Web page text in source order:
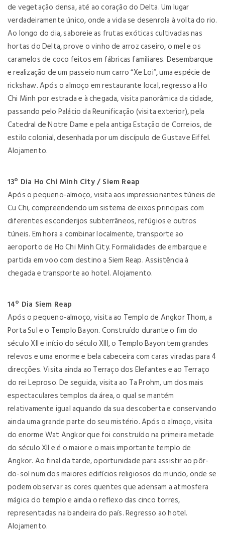
de vegetação densa, até ao coração do Delta. Um lugar
verdadeiramente único, onde a vida se desenrola à volta do rio.
Ao longo do dia, saboreie as frutas exóticas cultivadas nas
hortas do Delta, prove o vinho de arroz caseiro, o mel e os
caramelos de coco feitos em fábricas familiares. Desembarque
e realização de um passeio num carro “Xe Loi”, uma espécie de
rickshaw. Após o almoço em restaurante local, regresso a Ho
Chi Minh por estrada e à chegada, visita panorâmica da cidade,
passando pelo Palácio da Reunificação (visita exterior), pela
Catedral de Notre Dame e pela antiga Estação de Correios, de
estilo colonial, desenhada por um discípulo de Gustave Eiffel.
Alojamento.
13º Dia Ho Chi Minh City / Siem Reap
Após o pequeno-almoço, visita aos impressionantes túneis de
Cu Chi, compreendendo um sistema de eixos principais com
diferentes esconderijos subterrâneos, refúgios e outros
túneis. Em hora a combinar localmente, transporte ao
aeroporto de Ho Chi Minh City. Formalidades de embarque e
partida em voo com destino a Siem Reap. Assistência à
chegada e transporte ao hotel. Alojamento.
14º Dia Siem Reap
Após o pequeno-almoço, visita ao Templo de Angkor Thom, a
Porta Sul e o Templo Bayon. Construído durante o fim do
século XII e início do século XIII, o Templo Bayon tem grandes
relevos e uma enorme e bela cabeceira com caras viradas para 4
direcções. Visita ainda ao Terraço dos Elefantes e ao Terraço
do rei Leproso. De seguida, visita ao Ta Prohm, um dos mais
espectaculares templos da área, o qual se mantém
relativamente igual aquando da sua descoberta e conservando
ainda uma grande parte do seu mistério. Após o almoço, visita
do enorme Wat Angkor que foi construído na primeira metade
do século XII e é o maior e o mais importante templo de
Angkor. Ao final da tarde, oportunidade para assistir ao pôr-
do-sol num dos maiores edifícios religiosos do mundo, onde se
podem observar as cores quentes que adensam a atmosfera
mágica do templo e ainda o reflexo das cinco torres,
representadas na bandeira do país. Regresso ao hotel.
Alojamento.